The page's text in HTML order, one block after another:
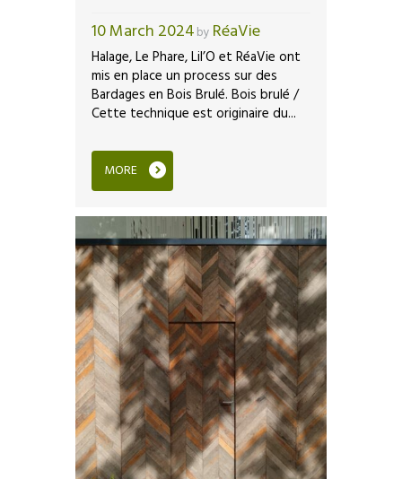
10 March 2024by RéaVie
Halage, Le Phare, Lil’O et RéaVie ont
mis en place un process sur des
Bardages en Bois Brulé. Bois brulé /
Cette technique est originaire du...
MORE